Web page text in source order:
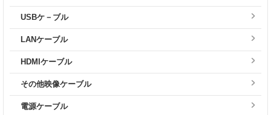
USBケ－ブル
LANケーブル
HDMIケーブル
その他映像ケーブル
電源ケーブル